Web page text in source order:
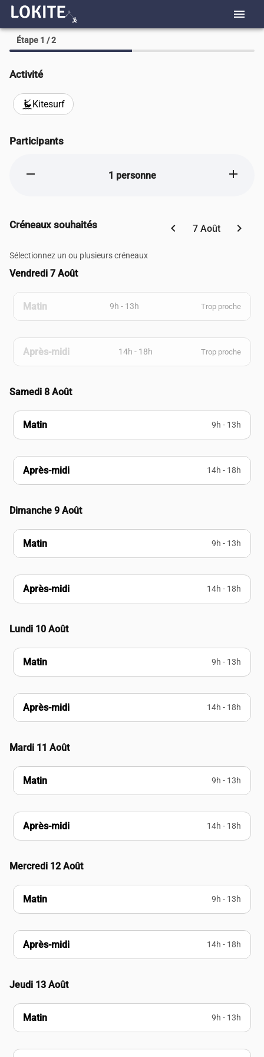
menu
Étape 1 / 2
Activité
kitesurfingKitesurf
Participants
remove 1 personne add
Créneaux souhaités chevron_left 7 Août chevron_right
Sélectionnez un ou plusieurs créneaux
Vendredi 7 Août
Matin 9h - 13h Trop proche
Après-midi 14h - 18h Trop proche
Samedi 8 Août
Matin 9h - 13h
Après-midi 14h - 18h
Dimanche 9 Août
Matin 9h - 13h
Après-midi 14h - 18h
Lundi 10 Août
Matin 9h - 13h
Après-midi 14h - 18h
Mardi 11 Août
Matin 9h - 13h
Après-midi 14h - 18h
Mercredi 12 Août
Matin 9h - 13h
Après-midi 14h - 18h
Jeudi 13 Août
Matin 9h - 13h